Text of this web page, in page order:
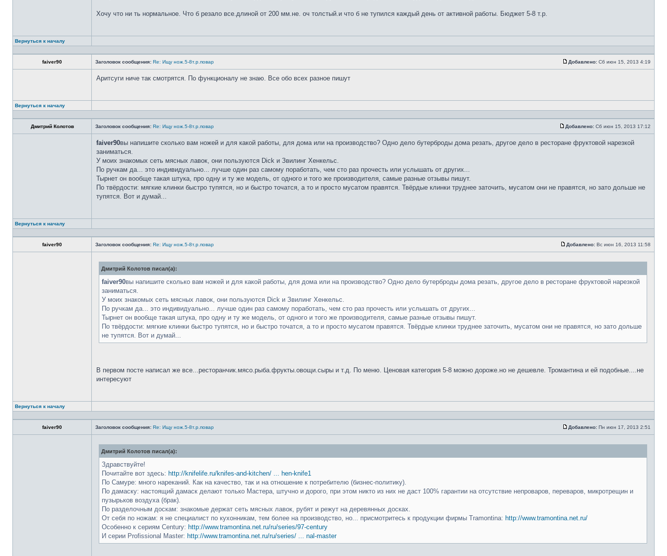
Хочу что ни ть нормальное. Что б резало все.длиной от 200 мм.не. оч толстый.и что б не тупился каждый день от активной работы. Бюджет 5-8 т.р.
Вернуться к началу
faiver90 Заголовок сообщения: Re: Ищу нож.5-8т.р.повар Добавлено: Сб июн 15, 2013 4:19
Аритсуги ниче так смотрятся. По функционалу не знаю. Все обо всех разное пишут
Вернуться к началу
Дмитрий Колотов Заголовок сообщения: Re: Ищу нож.5-8т.р.повар Добавлено: Сб июн 15, 2013 17:12
faiver90вы напишите сколько вам ножей и для какой работы, для дома или на производство? Одно дело бутерброды дома резать, другое дело в ресторане фруктовой нарезкой
заниматься.
У моих знакомых сеть мясных лавок, они пользуются Dick и Звилинг Хенкельс.
По ручкам да... это индивидуально... лучше один раз самому поработать, чем сто раз прочесть или услышать от других...
Тырнет он вообще такая штука, про одну и ту же модель, от одного и того же производителя, самые разные отзывы пишут.
По твёрдости: мягкие клинки быстро тупятся, но и быстро точатся, а то и просто мусатом правятся. Твёрдые клинки труднее заточить, мусатом они не правятся, но зато дольше не
тупятся. Вот и думай...
Вернуться к началу
faiver90 Заголовок сообщения: Re: Ищу нож.5-8т.р.повар Добавлено: Вс июн 16, 2013 11:58
Дмитрий Колотов писал(а):
faiver90вы напишите сколько вам ножей и для какой работы, для дома или на производство? Одно дело бутерброды дома резать, другое дело в ресторане фруктовой нарезкой
заниматься.
У моих знакомых сеть мясных лавок, они пользуются Dick и Звилинг Хенкельс.
По ручкам да... это индивидуально... лучше один раз самому поработать, чем сто раз прочесть или услышать от других...
Тырнет он вообще такая штука, про одну и ту же модель, от одного и того же производителя, самые разные отзывы пишут.
По твёрдости: мягкие клинки быстро тупятся, но и быстро точатся, а то и просто мусатом правятся. Твёрдые клинки труднее заточить, мусатом они не правятся, но зато дольше
не тупятся. Вот и думай...
В первом посте написал же все...ресторанчик.мясо.рыба.фрукты.овощи.сыры и т.д. По меню. Ценовая категория 5-8 можно дороже.но не дешевле. Тромантина и ей подобные....не
интересуют
Вернуться к началу
faiver90 Заголовок сообщения: Re: Ищу нож.5-8т.р.повар Добавлено: Пн июн 17, 2013 2:51
Дмитрий Колотов писал(а):
Здравствуйте!
Почитайте вот здесь: http://knifelife.ru/knifes-and-kitchen/ ... hen-knife1
По Самуре: много нареканий. Как на качество, так и на отношение к потребителю (бизнес-политику).
По дамаску: настоящий дамаск делают только Мастера, штучно и дорого, при этом никто из них не даст 100% гарантии на отсутствие непроваров, переваров, микротрещин и
пузырьков воздуха (брак).
По разделочным доскам: знакомые держат сеть мясных лавок, рубят и режут на деревянных досках.
От себя по ножам: я не специалист по кухонникам, тем более на производство, но... присмотритесь к продукции фирмы Tramontina: http://www.tramontina.net.ru/
Особенно к сериям Century: http://www.tramontina.net.ru/ru/series/97-century
И серии Profissional Master: http://www.tramontina.net.ru/ru/series/ ... nal-master